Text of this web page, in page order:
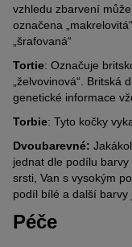
vzhledu zbarvení
označena
„šrafovaná“
Tortie: Označuje
„želvovinová“.
genetické informace
Torbie: Tyto kočky
Dvoubarevné:
jednat dle podílu
srsti, Van s vysokým
podíl bílé a další barvy
Péče